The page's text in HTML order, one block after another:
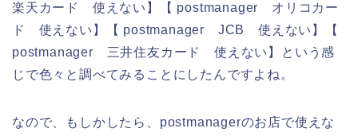
楽天カード 使えない】【 postmanager オリコカー
ド 使えない】【 postmanager JCB 使えない】【
postmanager 三井住友カード 使えない】という感
じで色々と調べてみることにしたんですよね。
なので、もしかしたら、postmanagerのお店で使えな